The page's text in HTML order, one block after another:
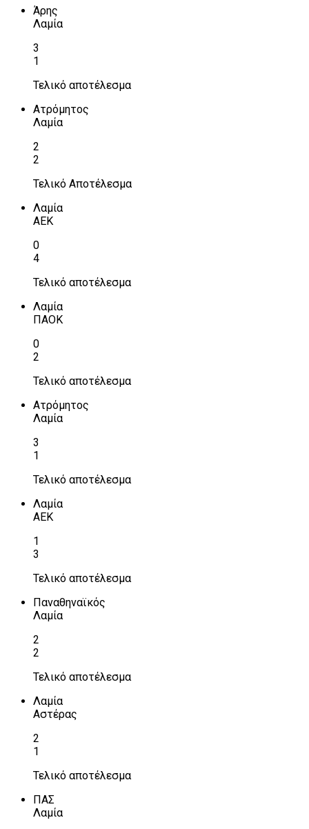
Άρης
Λαμία
3
1
Τελικό αποτέλεσμα
Ατρόμητος
Λαμία
2
2
Τελικό Αποτέλεσμα
Λαμία
ΑΕΚ
0
4
Τελικό αποτέλεσμα
Λαμία
ΠΑΟΚ
0
2
Τελικό αποτέλεσμα
Ατρόμητος
Λαμία
3
1
Τελικό αποτέλεσμα
Λαμία
ΑΕΚ
1
3
Τελικό αποτέλεσμα
Παναθηναϊκός
Λαμία
2
2
Τελικό αποτέλεσμα
Λαμία
Αστέρας
2
1
Τελικό αποτέλεσμα
ΠΑΣ
Λαμία